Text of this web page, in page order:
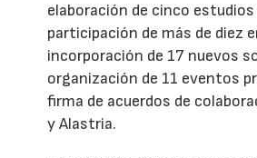
elaboración de cinco
participación de más de diez
incorporación de 17 nuevos
organización de 11 eventos
firma de acuerdos de
y Alastria.